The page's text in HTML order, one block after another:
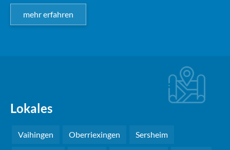
mehr erfahren
Lokales
Vaihingen Oberriexingen Sersheim